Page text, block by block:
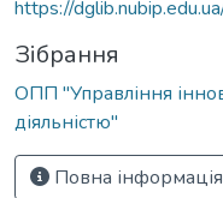
https://
Зібрання
ОПП "Управління
діяльністю"
Повна